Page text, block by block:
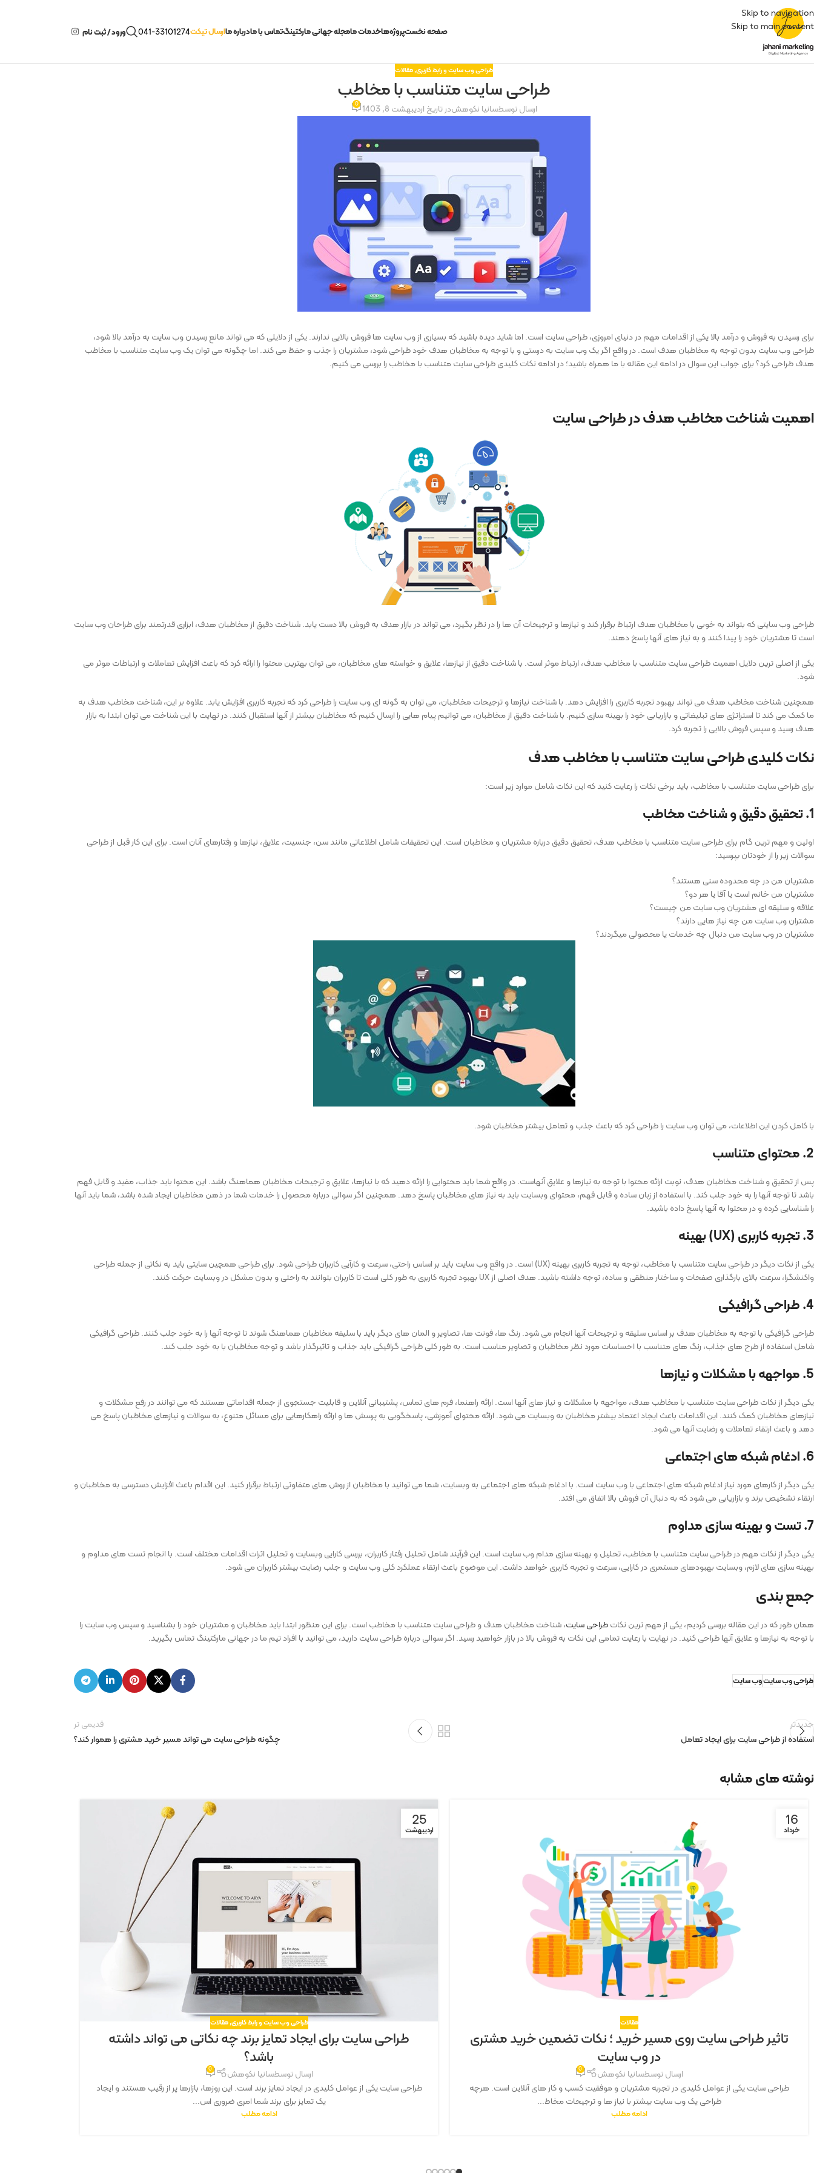
Skip to navigation
Skip to main content
صفحه نخستپروژه‌هاخدمات مامجله جهانی مارکتینگتماس با مادرباره ماارسال تیکت041-33101274 ورود / ثبت نام
طراحی وب سایت و رابط کاربری,مقالات
طراحی سایت متناسب با مخاطب
ارسال توسطسانیا نکوهشدر تاریخ اردیبهشت 8, 1403 0
برای رسیدن به فروش و درآمد بالا یکی از اقدامات مهم در دنیای امروزی، طراحی سایت است. اما شاید دیده باشید که بسیاری از وب سایت ها فروش بالایی ندارند. یکی از دلایلی که می تواند مانع رسیدن وب سایت به درآمد بالا شود،
طراحی وب سایت بدون توجه به مخاطبان هدف است. در واقع اگر یک وب سایت به درستی و با توجه به مخاطبان هدف خود طراحی شود، مشتریان را جذب و حفظ می کند. اما چگونه می توان یک وب سایت متناسب با مخاطب
هدف طراحی کرد؟ برای جواب این سوال در ادامه این مقاله با ما همراه باشید؛ در ادامه نکات کلیدی طراحی سایت متناسب با مخاطب را بررسی می کنیم.
اهمیت شناخت مخاطب هدف در طراحی سایت
طراحی وب سایتی که بتواند به خوبی با مخاطبان هدف ارتباط برقرار کند و نیازها و ترجیحات آن ‌ها را در نظر بگیرد، می تواند در بازار هدف به فروش بالا دست یابد. شناخت دقیق از مخاطبان هدف، ابزاری قدرتمند برای طراحان وب سایت
است تا مشتریان خود را پیدا کنند و به نیاز های آنها پاسخ دهند.
یکی از اصلی ‌ترین دلایل اهمیت طراحی سایت متناسب با مخاطب هدف، ارتباط موثر است. با شناخت دقیق از نیازها، علایق و خواسته‌ های مخاطبان، می‌ توان بهترین محتوا را ارائه کرد که باعث افزایش تعاملات و ارتباطات موثر می
‌شود.
همچنین شناخت مخاطب هدف می‌ تواند بهبود تجربه کاربری را افزایش دهد. با شناخت نیازها و ترجیحات مخاطبان، می ‌توان به گونه ای وب سایت را طراحی کرد که تجربه کاربری افزایش یابد. علاوه بر این، شناخت مخاطب هدف به
ما کمک می ‌کند تا استراتژی‌ های تبلیغاتی و بازاریابی خود را بهینه ‌سازی کنیم. با شناخت دقیق از مخاطبان، می ‌توانیم پیام‌ هایی را ارسال کنیم که مخاطبان بیشتر از آنها استقبال کنند. در نهایت با این شناخت می توان ابتدا به بازار
هدف رسید و سپس فروش بالایی را تجربه کرد.
نکات کلیدی طراحی سایت متناسب با مخاطب هدف
برای طراحی سایت متناسب با مخاطب، باید برخی نکات را رعایت کنید که این نکات شامل موارد زیر است:
1. تحقیق دقیق و شناخت مخاطب
اولین و مهم ترین گام برای طراحی سایت متناسب با مخاطب هدف، تحقیق دقیق درباره مشتریان و مخاطبان است. این تحقیقات شامل اطلاعاتی مانند سن، جنسیت، علایق، نیازها و رفتارهای آنان است. برای این کار قبل از طراحی
سوالات زیر را از خودتان بپرسید:
مشتریان من در چه محدوده سنی هستند؟
مشتریان من خانم است یا آقا یا هر دو؟
علاقه و سلیقه ای مشتریان وب سایت من چیست؟
مشتران وب سایت من چه نیاز هایی دارند؟
مشتریان در وب سایت من دنبال چه خدمات یا محصولی میگردند؟
با کامل کردن این اطلاعات، می ‌توان وب سایت را طراحی کرد که باعث جذب و تعامل بیشتر مخاطبان شود.
2. محتوای متناسب
پس از تحقیق و شناخت مخاطبان هدف، نوبت ارائه محتوا با توجه به نیازها و علایق آنهاست. در واقع شما باید محتوایی را ارائه دهید که با نیازها، علایق و ترجیحات مخاطبان هماهنگ باشد. این محتوا باید جذاب، مفید و قابل فهم
باشد تا توجه آنها را به خود جلب کند. با استفاده از زبان ساده و قابل فهم، محتوای وبسایت باید به نیاز های مخاطبان پاسخ دهد. همچنین اگر سوالی درباره محصول را خدمات شما در ذهن مخاطبان ایجاد شده باشد، شما باید آنها
را شناسایی کرده و در محتوا به آنها پاسخ داده باشید.
3. تجربه کاربری (UX) بهینه
یکی از نکات دیگر در طراحی سایت متناسب با مخاطب، توجه به تجربه کاربری بهینه (UX) است. در واقع وب سایت باید بر اساس راحتی، سرعت و کارآیی کاربران طراحی شود. برای طراحی همچین سایتی باید به نکاتی از جمله طراحی
واکنشگرا، سرعت بالای بارگذاری صفحات و ساختار منطقی و ساده، توجه داشته باشید. هدف اصلی از UX بهبود تجربه کاربری به طور کلی است تا کاربران بتوانند به راحتی و بدون مشکل در وبسایت حرکت کنند.
4. طراحی گرافیکی
طراحی گرافیکی با توجه به مخاطبان هدف بر اساس سلیقه و ترجیحات آنها انجام می ‌شود. رنگ‌ ها، فونت‌ ها، تصاویر و المان ‌های دیگر باید با سلیقه مخاطبان هماهنگ شوند تا توجه آنها را به خود جلب کنند. طراحی گرافیکی
شامل استفاده از طرح‌ های جذاب، رنگ ‌های متناسب با احساسات مورد نظر مخاطبان و تصاویر مناسب است. به طور کلی طراحی گرافیکی باید جذاب و تاثیرگذار باشد و توجه مخاطبان با به خود جلب کند.
5. مواجهه با مشکلات و نیازها
یکی دیگر از نکات طراحی سایت متناسب با مخاطب هدف، مواجهه با مشکلات و نیاز های آنها است. ارائه راهنما، فرم‌ های تماس، پشتیبانی آنلاین و قابلیت جستجوی از جمله اقداماتی هستند که می ‌توانند در رفع مشکلات و
نیازهای مخاطبان کمک کنند. این اقدامات باعث ایجاد اعتماد بیشتر مخاطبان به وبسایت می ‌شود. ارائه محتوای آموزشی، پاسخگویی به پرسش ‌ها و ارائه راهکارهایی برای مسائل متنوع، به سوالات و نیازهای مخاطبان پاسخ می
دهد و باعث ارتقاء تعاملات و رضایت آنها می ‌شود.
6. ادغام شبکه‌ های اجتماعی
یکی دیگر از کارهای مورد نیاز ادغام شبکه های اجتماعی با وب سایت است. با ادغام شبکه ‌های اجتماعی به وبسایت، شما می توانید با مخاطبان از روش های متفاوتی ارتباط برقرار کنید. این اقدام باعث افزایش دسترسی به مخاطبان و
ارتقاء تشخیص برند و بازاریابی می شود که به دنبال آن فروش بالا اتفاق می افتد.
7. تست و بهینه‌ سازی مداوم
یکی دیگر از نکات مهم در طراحی سایت متناسب با مخاطب، تحلیل و بهینه سازی مدام وب سایت است. این فرآیند شامل تحلیل رفتار کاربران، بررسی کارایی وبسایت و تحلیل اثرات اقدامات مختلف است. با انجام تست ‌های مداوم و
بهینه‌ سازی ‌های لازم، وبسایت بهبودهای مستمری در کارایی، سرعت و تجربه کاربری خواهد داشت. این موضوع باعث ارتقاء عملکرد کلی وب سایت و جلب رضایت بیشتر کاربران می ‌شود.
جمع بندی
همان طور که در این مقاله بررسی کردیم، یکی از مهم ترین نکاتطراحی سایت، شناخت مخاطبان هدف و طراحی سایت متناسب با مخاطب است. برای این منظور ابتدا باید مخاطبان و مشتریان خود را بشناسید و سپس وب سایت را
با توجه به نیازها و علایق آنها طراحی کنید. در نهایت با رعایت تمامی این نکات به فروش بالا در بازار خواهید رسید. اگر سوالی درباره طراحی سایت دارید، می توانید با افراد تیم ما در جهانی مارکتینگ تماس بگیرید.
طراحی وب سایتوب سایت
جدیدتر
استفاده از طراحی سایت برای ایجاد تعامل
قدیمی تر
چگونه طراحی سایت می تواند مسیر خرید مشتری را هموار کند؟
نوشته های مشابه
16
خرداد
مقالات
تاثیر طراحی سایت روی مسیر خرید ؛ نکات تضمین خرید مشتری
در وب سایت
ارسال توسطسانیا نکوهش 0
طراحی سایت یکی از عوامل کلیدی در تجربه مشتریان و موفقیت کسب و کار های آنلاین است. هرچه
طراحی یک وب سایت بیشتر با نیاز ها و ترجیحات مخاط...
ادامه مطلب
25
اردیبهشت
طراحی وب سایت و رابط کاربری,مقالات
طراحی سایت برای ایجاد تمایز برند چه نکاتی می تواند داشته
باشد؟
ارسال توسطسانیا نکوهش 0
طراحی سایت یکی از عوامل کلیدی در ایجاد تمایز برند است. این روزها، بازارها پر از رقیب هستند و ایجاد
یک تمایز برای برند شما امری ضروری اس...
ادامه مطلب